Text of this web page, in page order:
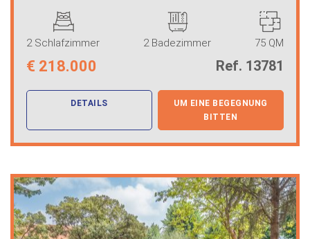
2 Schlafzimmer 2 Badezimmer 75 QM
€ 218.000 Ref. 13781
DETAILS
UM EINE BEGEGNUNG
BITTEN